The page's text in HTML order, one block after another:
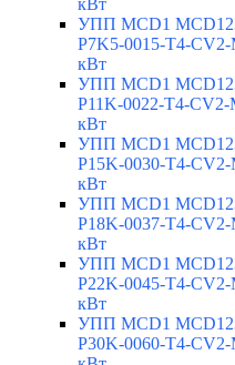
УПП MCD1
P7K5-0015-T4-
кВт
УПП MCD1
P11K-0022-T4-CV2-
кВт
УПП MCD1
P15K-0030-T4-
кВт
УПП MCD1
P18K-0037-T4-
кВт
УПП MCD1
P22K-0045-T4-
кВт
УПП MCD1
P30K-0060-T4-